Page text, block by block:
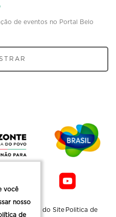
de eventos no Portal Belo
Mapa do Site Politica de
você
nosso
de